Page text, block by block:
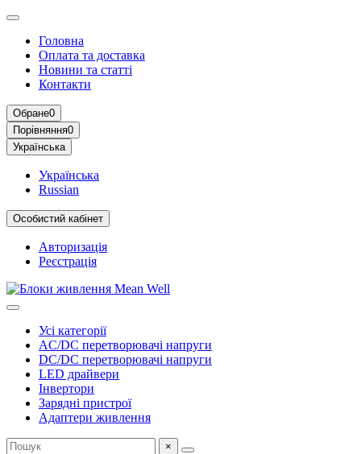
Головна
Оплата та доставка
Новини та статті
Контакти
Обране0
Порівняння0
Українська
Українська
Russian
Особистий кабінет
Авторизація
Реєстрація
Усі категорії
AC/DC перетворювачі напруги
DC/DC перетворювачі напруги
LED драйвери
Інвертори
Зарядні пристрої
Адаптери живлення
×